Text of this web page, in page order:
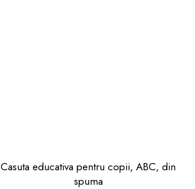
Casuta educativa pentru copii, ABC, din
spuma